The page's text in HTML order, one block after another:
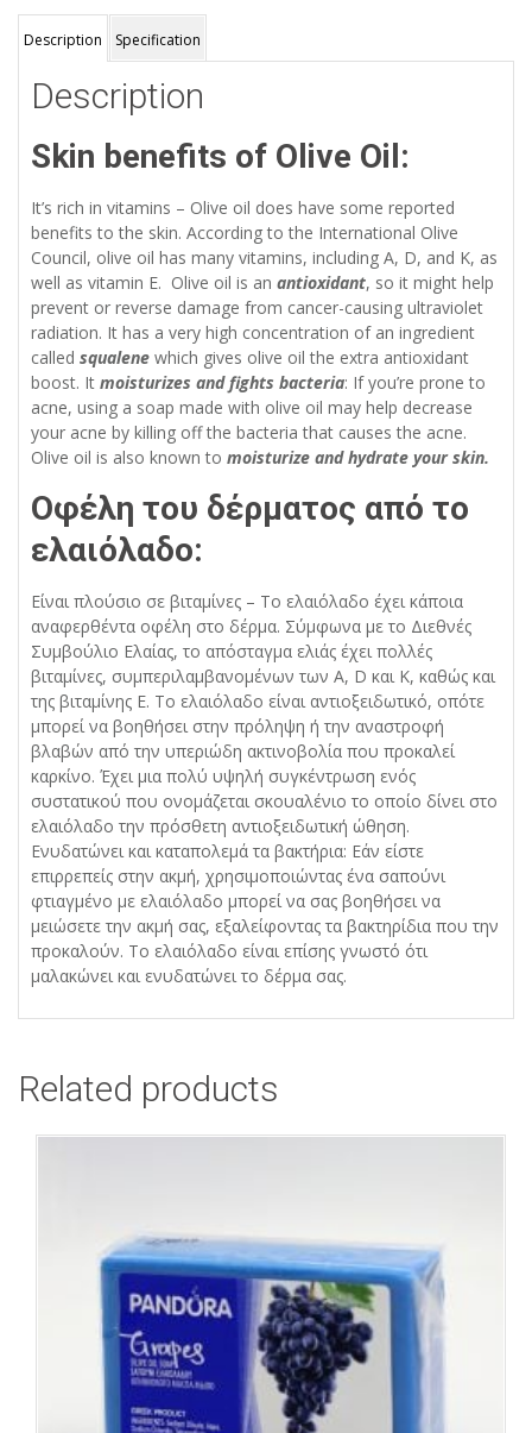
Description Specification
Description
Skin benefits of Olive Oil:
It’s rich in vitamins – Olive oil does have some reported
benefits to the skin. According to the International Olive
Council, olive oil has many vitamins, including A, D, and K, as
well as vitamin E. Olive oil is an antioxidant, so it might help
prevent or reverse damage from cancer-causing ultraviolet
radiation. It has a very high concentration of an ingredient
called squalene which gives olive oil the extra antioxidant
boost. It moisturizes and fights bacteria: If you’re prone to
acne, using a soap made with olive oil may help decrease
your acne by killing off the bacteria that causes the acne.
Olive oil is also known to moisturize and hydrate your skin.
Οφέλη του δέρματος από το
ελαιόλαδο:
Είναι πλούσιο σε βιταμίνες – Το ελαιόλαδο έχει κάποια
αναφερθέντα οφέλη στο δέρμα. Σύμφωνα με το Διεθνές
Συμβούλιο Ελαίας, το απόσταγμα ελιάς έχει πολλές
βιταμίνες, συμπεριλαμβανομένων των Α, D και K, καθώς και
της βιταμίνης Ε. Το ελαιόλαδο είναι αντιοξειδωτικό, οπότε
μπορεί να βοηθήσει στην πρόληψη ή την αναστροφή
βλαβών από την υπεριώδη ακτινοβολία που προκαλεί
καρκίνο. Έχει μια πολύ υψηλή συγκέντρωση ενός
συστατικού που ονομάζεται σκουαλένιο το οποίο δίνει στο
ελαιόλαδο την πρόσθετη αντιοξειδωτική ώθηση.
Ενυδατώνει και καταπολεμά τα βακτήρια: Εάν είστε
επιρρεπείς στην ακμή, χρησιμοποιώντας ένα σαπούνι
φτιαγμένο με ελαιόλαδο μπορεί να σας βοηθήσει να
μειώσετε την ακμή σας, εξαλείφοντας τα βακτηρίδια που την
προκαλούν. Το ελαιόλαδο είναι επίσης γνωστό ότι
μαλακώνει και ενυδατώνει το δέρμα σας.
Related products